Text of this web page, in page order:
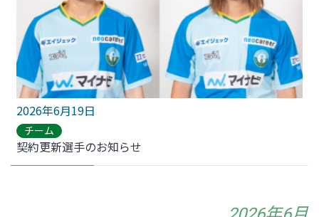
2026年6月19日
チーム
契約更新選手のお知らせ